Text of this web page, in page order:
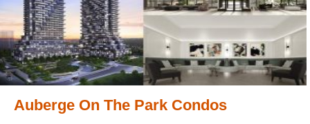
Auberge On The Park Condos